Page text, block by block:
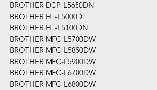
BROTHER DCP-L5650DN
BROTHER HL-L5000D
BROTHER HL-L5100DN
BROTHER MFC-L5700DW
BROTHER MFC-L5850DW
BROTHER MFC-L5900DW
BROTHER MFC-L6700DW
BROTHER MFC-L6800DW